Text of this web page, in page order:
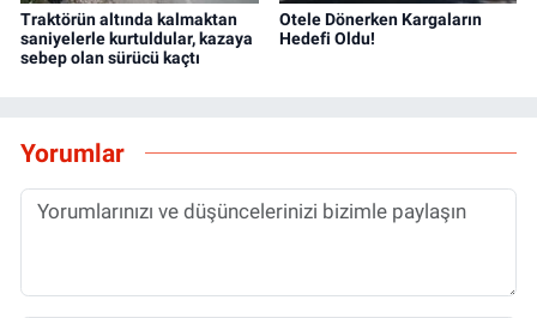
Traktörün altında kalmaktan
saniyelerle kurtuldular, kazaya
sebep olan sürücü kaçtı
Otele Dönerken Kargaların
Hedefi Oldu!
Yorumlar